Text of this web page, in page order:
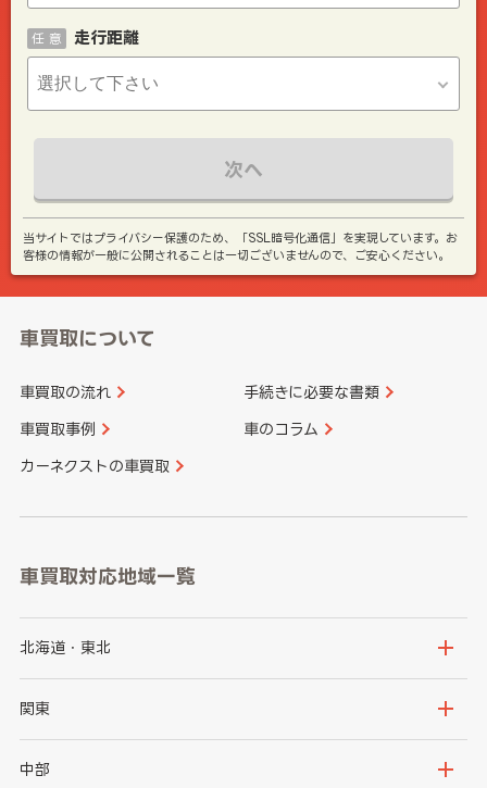
走行距離
任 意
次へ
当サイトではプライバシー保護のため、「SSL暗号化通信」を実現しています。お
客様の情報が一般に公開されることは一切ございませんので、ご安心ください。
車買取について
車買取の流れ 手続きに必要な書類
車買取事例 車のコラム
カーネクストの車買取
車買取対応地域一覧
北海道・東北
北海道
岩手県
関東
茨城県
中部